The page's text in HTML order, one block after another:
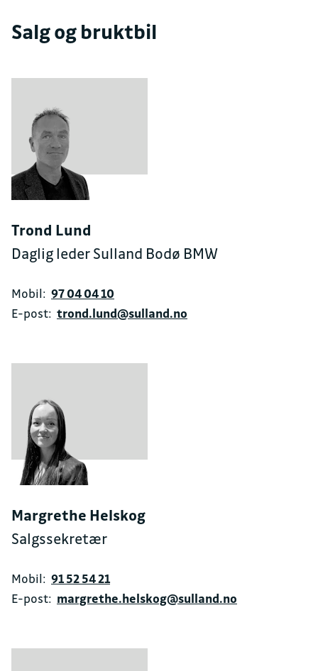
Salg og bruktbil
Trond Lund
Daglig leder Sulland Bodø BMW
Mobil: 97 04 04 10
E-post: trond.lund@sulland.no
Margrethe Helskog
Salgssekretær
Mobil: 91 52 54 21
E-post: margrethe.helskog@sulland.no